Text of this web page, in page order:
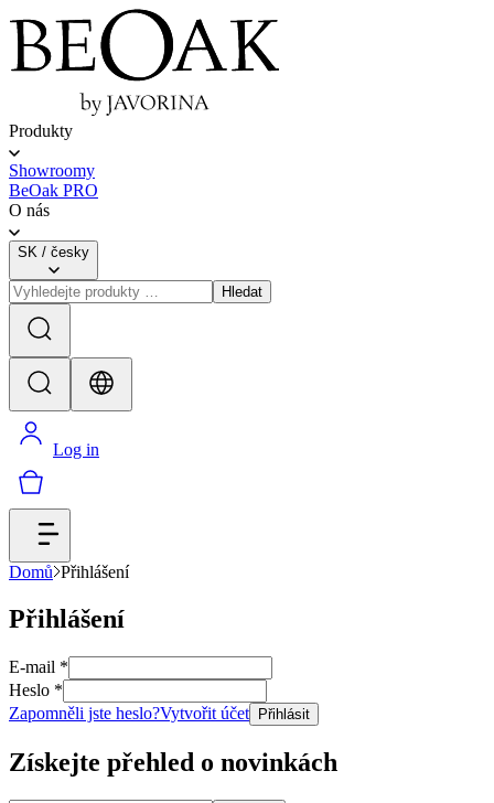
Produkty
Showroomy
BeOak PRO
O nás
SK / česky
Hledat
Log in
Domů Přihlášení
Přihlášení
E-mail *
Heslo *
Zapomněli jste heslo?Vytvořit účet Přihlásit
Získejte přehled o novinkách